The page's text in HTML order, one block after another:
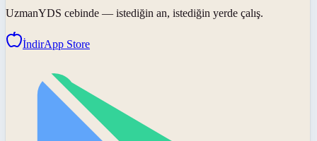
UzmanYDS cebinde — istediğin an, istediğin yerde çalış.
İndirApp Store